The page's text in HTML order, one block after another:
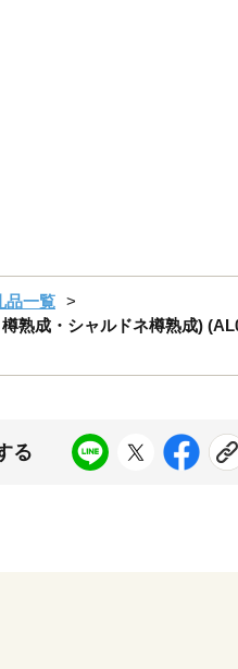
品一覧
熟成・シャルドネ樽熟成)
る